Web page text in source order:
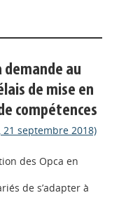
demande au
de mise en
compétences
septembre 2018)
des Opca en
de s’adapter à